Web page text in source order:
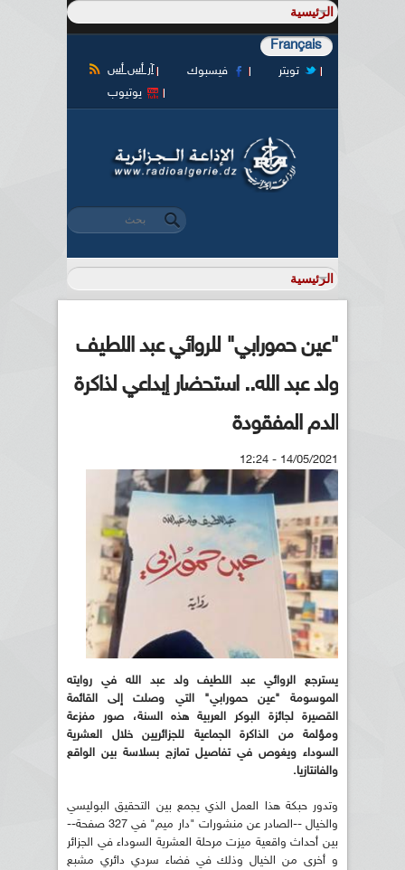
Français
آر أس أس فيسبوك
تويتر
يوتيوب
استمارة البحث
‏بحث ‏
"عين حمورابي" للروائي عبد اللطيف
ولد عبد الله.. استحضار إبداعي لذاكرة
الدم المفقودة
14/05/2021 - 12:24
يسترجع الروائي عبد اللطيف ولد عبد الله في روايته
الموسومة "عين حمورابي" التي وصلت إلى القائمة
القصيرة لجائزة البوكر العربية هذه السنة، صور مفزعة
ومؤلمة من الذاكرة الجماعية للجزائريين خلال العشرية
السوداء ويغوص في تفاصيل تمازج بسلاسة بين الواقع
والفانتازيا.
وتدور حبكة هذا العمل الذي يجمع بين التحقيق البوليسي
والخيال --الصادر عن منشورات "دار ميم" في 327 صفحة--
بين أحداث واقعية ميزت مرحلة العشرية السوداء في الجزائر
و أخرى من الخيال وذلك في فضاء سردي دائري مشبع